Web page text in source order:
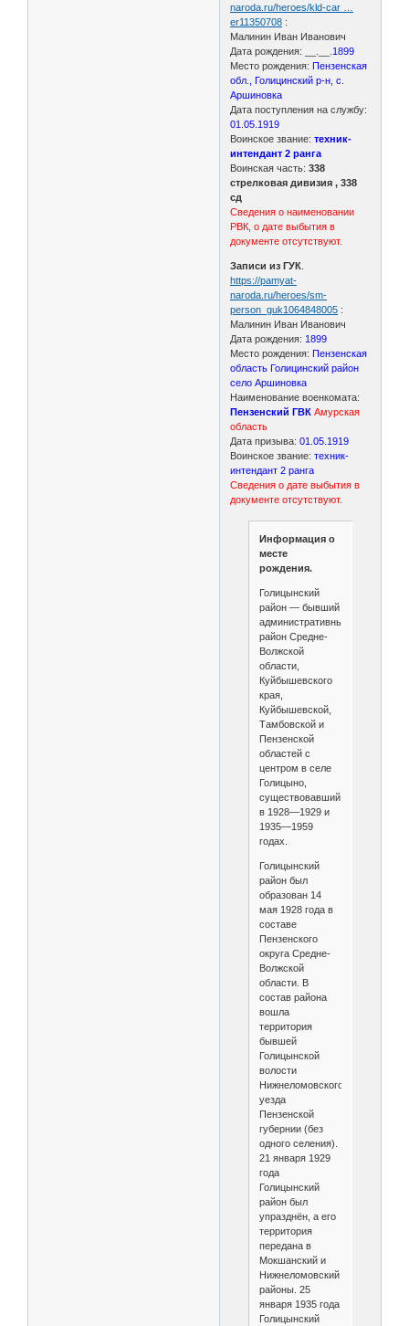
naroda.ru/heroes/kld-car …
er11350708 :
Малинин Иван Иванович
Дата рождения: __.__. 1899
Место рождения:Пензенская
обл., Голицинский р-н, с.
Аршиновка
Дата поступления на службу:
01.05.1919
Воинское звание:техник-
интендант 2 ранга
Воинская часть:338
стрелковая дивизия , 338
сд
Сведения о наименовании
РВК, о дате выбытия в
документе отсутствуют.
Записи из ГУК
https://pamyat-
naroda.ru/heroes/sm-
person_guk1064848005 :
Малинин Иван Иванович
Дата рождения: 1899
Место рождения:Пензенская
область Голицинский район
село Аршиновка
Наименование военкомата:
Пензенский ГВК Амурская
область
Дата призыва:01.05.1919
Воинское звание:техник-
интендант 2 ранга
Сведения о дате выбытия в
документе отсутствуют.
Информация о
месте
рождения.
Голицынский
район — бывший
административный
район Средне-
Волжской
области,
Куйбышевского
края,
Куйбышевской,
Тамбовской и
Пензенской
областей с
центром в селе
Голицыно,
существовавший
в 1928—1929 и
1935—1959
годах.
Голицынский
район был
образован 14
мая 1928 года в
составе
Пензенского
округа Средне-
Волжской
области. В
состав района
вошла
территория
бывшей
Голицынской
волости
Нижнеломовского
уезда
Пензенской
губернии (без
одного селения).
21 января 1929
года
Голицынский
район был
упразднён, а его
территория
передана в
Мокшанский и
Нижнеломовский
районы. 25
января 1935 года
Голицынский